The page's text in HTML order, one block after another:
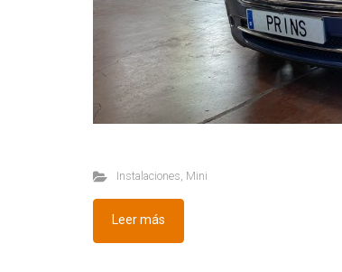
Instalaciones Mini
Leer más